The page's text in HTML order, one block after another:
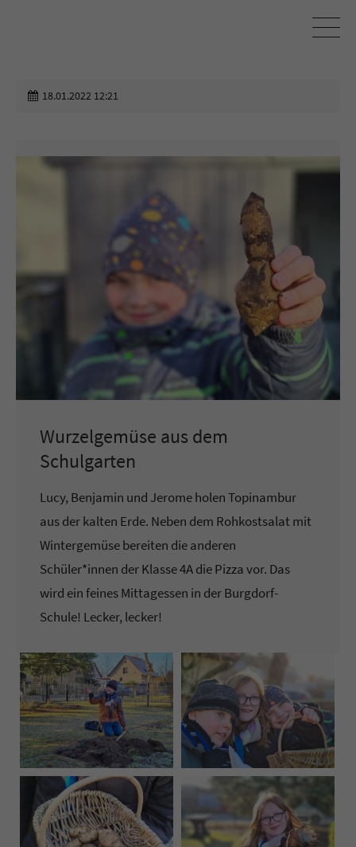
18.01.2022 12:21
Wurzelgemüse aus dem
Schulgarten
Lucy, Benjamin und Jerome holen Topinambur
aus der kalten Erde. Neben dem Rohkostsalat mit
Wintergemüse bereiten die anderen
Schüler*innen der Klasse 4A die Pizza vor. Das
wird ein feines Mittagessen in der Burgdorf-
Schule! Lecker, lecker!